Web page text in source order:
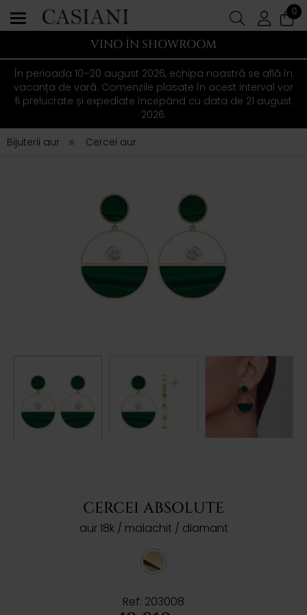
0
VINO ÎN SHOWROOM
În perioada 10–20 august 2026, echipa noastră se află în
vacanța de vară. Comenzile plasate în acest interval vor
fi prelucrate și expediate începând cu data de 21 august
2026.
Bijuterii aur
Cercei aur
CERCEI ABSOLUTE
aur 18k / malachit / diamant
Ref: 203008